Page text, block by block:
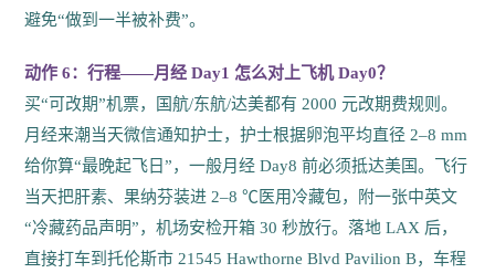
避免“做到一半被补费”。
动作 6：行程——月经 Day1 怎么对上飞机 Day0？
买“可改期”机票，国航/东航/达美都有 2000 元改期费规则。
月经来潮当天微信通知护士，护士根据卵泡平均直径 2–8 mm
给你算“最晚起飞日”，一般月经 Day8 前必须抵达美国。飞行
当天把肝素、果纳芬装进 2–8 ℃医用冷藏包，附一张中英文
“冷藏药品声明”，机场安检开箱 30 秒放行。落地 LAX 后，
直接打车到托伦斯市 21545 Hawthorne Blvd Pavilion B，车程